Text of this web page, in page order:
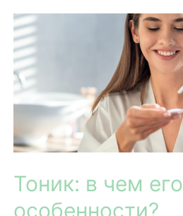
Тоник: в чем его
особенности?